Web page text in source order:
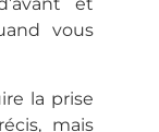
vous
la prise
mais